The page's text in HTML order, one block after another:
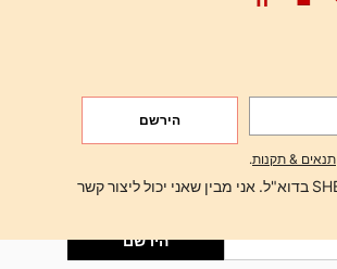
הירשם
הירשם
הירשם
הירשם
תנאים & תקנות.
ברצוני לקבל הצעות בלעדיות וחדשות SHEIN בדוא"ל. אני מבין שאני יכול ליצור קשר